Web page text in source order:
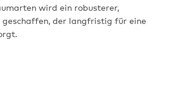
wird ein robusterer,
der langfristig für eine